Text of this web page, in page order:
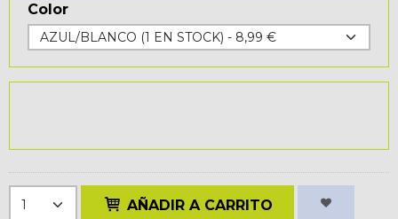
Color
AÑADIR A CARRITO